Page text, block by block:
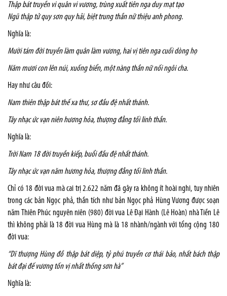
Thập bát truyền vi quân vi vương, trùng xuất tiên nga duy mạt tạo
Ngũ thập tử quy sơn quy hải, biệt trung thần nữ thiệu anh phong.
Nghĩa là:
Mười tám đời truyền làm quân làm vương, hai vị tiên nga cuối dòng họ
Năm mươi con lên núi, xuống biển, một nàng thần nữ nối ngôi cha.
Hay như câu đối:
Nam thiên thập bát thế xa thư, sơ đầu đệ nhất thánh.
Tây nhạc ức vạn niên hương hỏa, thượng đẳng tối linh thần.
Nghĩa là:
Trời Nam 18 đời truyền kiếp, buổi đầu đệ nhất thánh.
Tây nhạc ức vạn năm hương hỏa, thượng đẳng tối linh thần.
Chỉ có 18 đời vua mà cai trị 2.622 năm đã gây ra không ít hoài nghi, tuy nhiên
trong các bản Ngọc phả, thần tích như bản Ngọc phả Hùng Vương được soạn
năm Thiên Phúc nguyên niên (980) đời vua Lê Đại Hành (Lê Hoàn) nhà Tiền Lê
thì không phải là 18 đời vua Hùng mà là 18 nhành/ngành với tổng cộng 180
đời vua:
“Dĩ thượng Hùng đồ thập bát diệp, tỷ phú truyền cơ thái bảo, nhất bách thập
bát đại đế vương tốn vị nhất thống sơn hà”
Nghĩa là: